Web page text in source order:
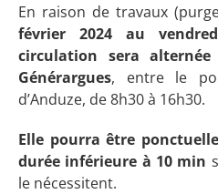
En raison de travaux
février 2024 au
circulation sera
Générargues, entre le
d’Anduze, de 8h30 à 16h30.
Elle pourra être
durée inférieure à 10 min
le nécessitent.